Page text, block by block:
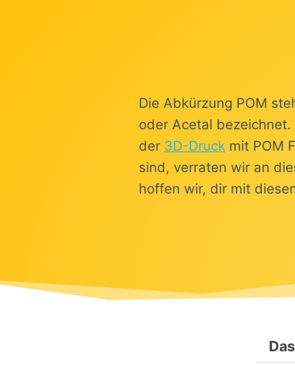
Die Abkürzung POM
oder Acetal
der 3D-Druck mit POM
sind, verraten wir an
hoffen wir, dir mit